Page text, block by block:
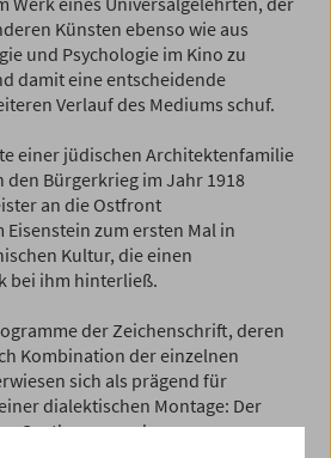
Künsten ebenso wie aus
und Psychologie im Kino zu
damit eine entscheidende
Verlauf des Mediums schuf.
einer jüdischen Architektenfamilie
Bürgerkrieg im Jahr 1918
an die Ostfront
zum ersten Mal in
Kultur, die einen
bei ihm hinterließ.
der Zeichenschrift, deren
Kombination der einzelnen
sich als prägend für
dialektischen Montage: Der
Synthese; aus der